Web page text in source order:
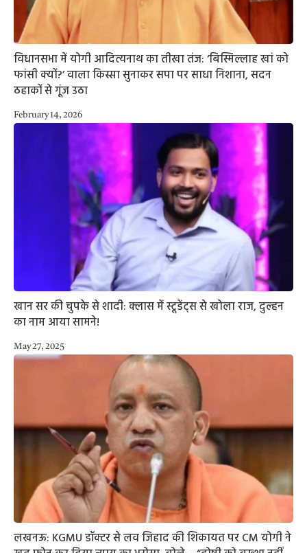
विधानसभा में योगी आदित्यनाथ का तीखा तंज: ‘बिस्मिल्लाह खां को
फांसी क्यों?’ वाला किस्सा सुनाकर सपा पर साधा निशाना, सदन
ठहाकों से गूंज उठा
February 14, 2026
खान सर की चुपके से शादी: क्लास में स्टूडेंट्स से खोला राज, दुल्हन
का नाम आया सामने!
May 27, 2025
लखनऊ: KGMU डॉक्टर से लव जिहाद की शिकायत पर CM योगी ने